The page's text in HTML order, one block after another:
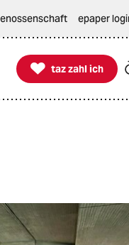
epaper

taz zahl ich
taz zahl ich